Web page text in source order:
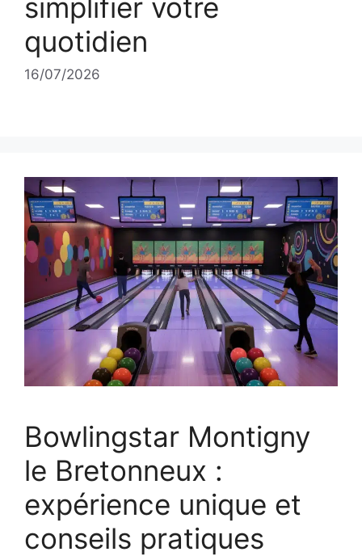
simplifier votre
quotidien
16/07/2026
Bowlingstar Montigny
le Bretonneux :
expérience unique et
conseils pratiques